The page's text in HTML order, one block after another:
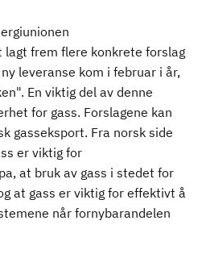
frem flere konkrete forslag
leveranse kom i februar i år,
En viktig del av denne
for gass. Forslagene kan
gasseksport. Fra norsk side
er viktig for
at bruk av gass i stedet for
at gass er viktig for effektivt å
når fornybarandelen